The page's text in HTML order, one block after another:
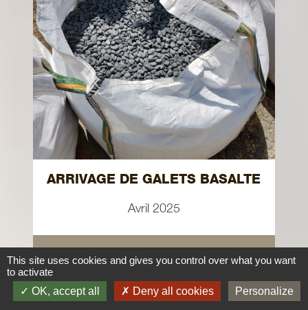
ARRIVAGE DE GALETS BASALTE
Avril 2025
en savoir plus
This site uses cookies and gives you control over what you want
to activate
OK, accept all
Deny all cookies Personalize